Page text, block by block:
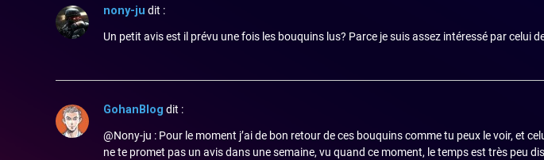
nony-ju dit :
Un petit avis est il prévu une fois les bouquins lus? Parce je suis assez intéressé par celui
GohanBlog dit :
@Nony-ju : Pour le moment j’ai de bon retour de ces bouquins comme tu peux le voir, et
ne te promet pas un avis dans une semaine, vu quand ce moment, le temps est très peu